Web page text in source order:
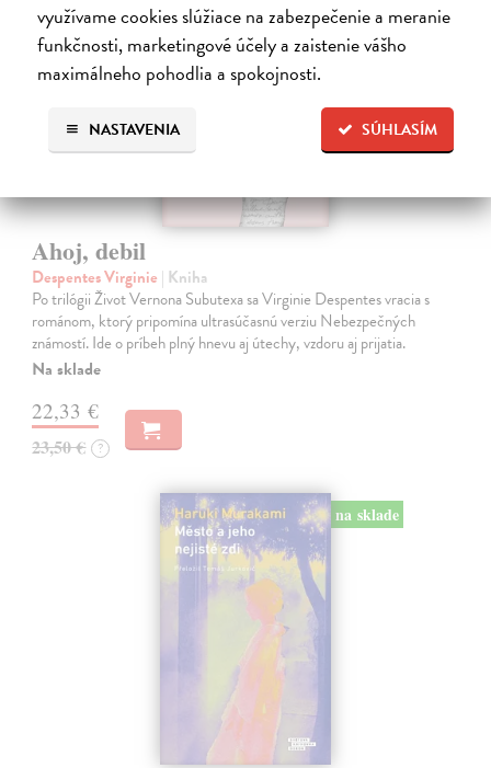
využívame cookies slúžiace na zabezpečenie a meranie
funkčnosti, marketingové účely a zaistenie vášho
maximálneho pohodlia a spokojnosti.
SÚHLASÍM
NASTAVENIA
Ahoj, debil
Despentes Virginie | Kniha
Po trilógii Život Vernona Subutexa sa Virginie Despentes vracia s
románom, ktorý pripomína ultrasúčasnú verziu Nebezpečných
známostí. Ide o príbeh plný hnevu aj útechy, vzdoru aj prijatia.
Na sklade
22,33 €
23,50 € ?
na sklade